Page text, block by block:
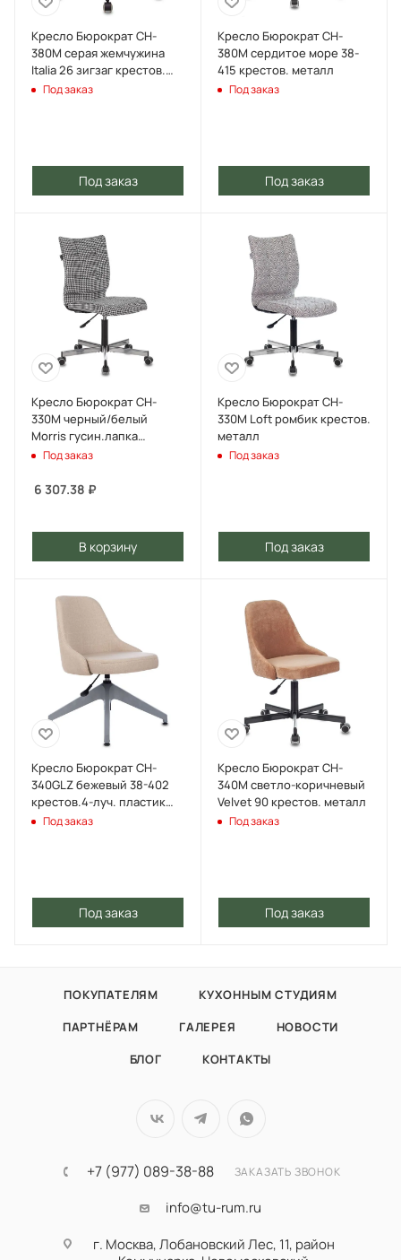
Кресло Бюрократ CH-
380M серая жемчужина
Italia 26 зигзаг крестов.
металл
Под заказ
Под заказ
Кресло Бюрократ CH-
380M сердитое море 38-
415 крестов. металл
Под заказ
Под заказ
Кресло Бюрократ CH-
330M черный/белый
Morris гусин.лапка
крестов. металл
Под заказ
6 307.38 ₽
В корзину
Кресло Бюрократ CH-
330M Loft ромбик крестов.
металл
Под заказ
Под заказ
Кресло Бюрократ CH-
340GLZ бежевый 38-402
крестов.4-луч. пластик
пластик серый
Под заказ
Под заказ
Кресло Бюрократ CH-
340M светло-коричневый
Velvet 90 крестов. металл
Под заказ
Под заказ
ПОКУПАТЕЛЯМ
КУХОННЫМ СТУДИЯМ
ПАРТНЁРАМ
ГАЛЕРЕЯ
НОВОСТИ
БЛОГ
КОНТАКТЫ
+7 (977) 089-38-88 ЗАКАЗАТЬ ЗВОНОК
info@tu-rum.ru
г. Москва, Лобановский Лес, 11, район